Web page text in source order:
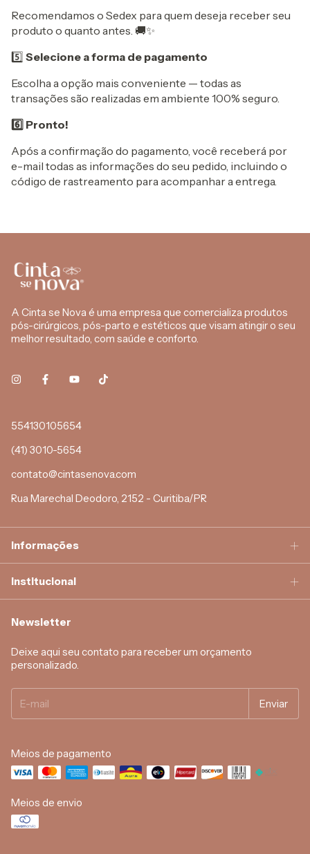
Recomendamos o Sedex para quem deseja receber seu
produto o quanto antes. 🚚✨
5️⃣ Selecione a forma de pagamento
Escolha a opção mais conveniente — todas as
transações são realizadas em ambiente 100% seguro.
6️⃣ Pronto!
Após a confirmação do pagamento, você receberá por
e-mail todas as informações do seu pedido, incluindo o
código de rastreamento para acompanhar a entrega.
A Cinta se Nova é uma empresa que comercializa produtos
pós-cirúrgicos, pós-parto e estéticos que visam atingir o seu
melhor resultado, com saúde e conforto.
554130105654
(41) 3010-5654
contato@cintasenova.com
Rua Marechal Deodoro, 2152 - Curitiba/PR
Informações
Institucional
Newsletter
Deixe aqui seu contato para receber um orçamento
personalizado.
Meios de pagamento
Meios de envio